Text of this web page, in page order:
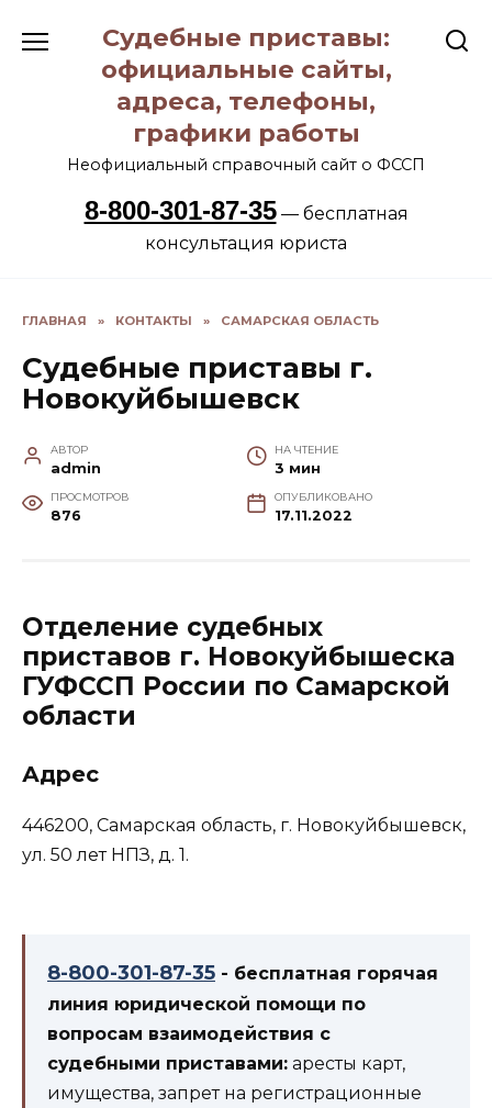
содержанию
Судебные приставы:
официальные сайты,
адреса, телефоны,
графики работы
Неофициальный справочный сайт о ФССП
8-800-301-87-35— бесплатная
консультация юриста
ГЛАВНАЯ » КОНТАКТЫ » САМАРСКАЯ ОБЛАСТЬ
Судебные приставы г.
Новокуйбышевск
АВТОР
admin
НА ЧТЕНИЕ
3 мин
ПРОСМОТРОВ
876
ОПУБЛИКОВАНО
17.11.2022
Отделение судебных
приставов г. Новокуйбышеска
ГУФССП России по Самарской
области
Адрес
446200, Самарская область, г. Новокуйбышевск,
ул. 50 лет НПЗ, д. 1.
8-800-301-87-35 - бесплатная горячая
линия юридической помощи по
вопросам взаимодействия с
судебными приставами: аресты карт,
имущества, запрет на регистрационные